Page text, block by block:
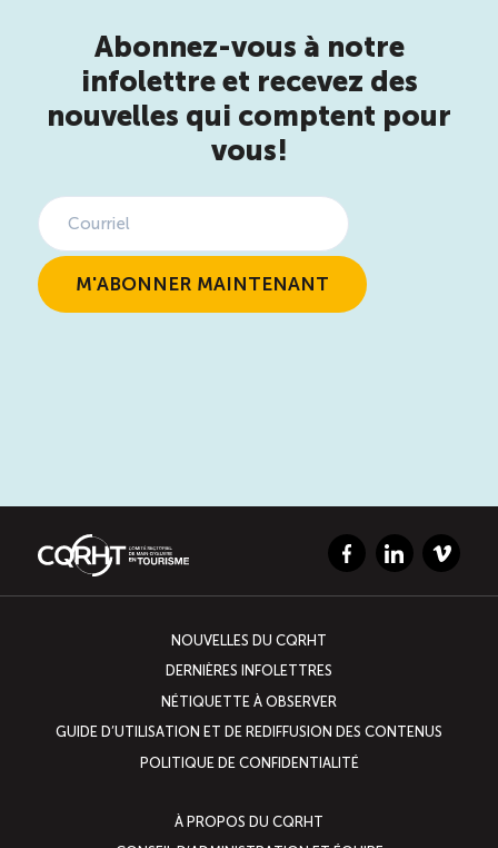
Abonnez-vous à notre
infolettre et recevez des
nouvelles qui comptent pour
vous!
FacebookLinkedInVimeo
NOUVELLES DU CQRHT
DERNIÈRES INFOLETTRES
NÉTIQUETTE À OBSERVER
GUIDE D’UTILISATION ET DE REDIFFUSION DES CONTENUS
POLITIQUE DE CONFIDENTIALITÉ
À PROPOS DU CQRHT